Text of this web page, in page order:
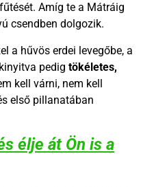
Amíg te a Mátráig
csendben dolgozik.
a hűvös erdei levegőbe, a
pedig tökéletes,
kell várni, nem kell
első pillanatában
élje át Ön is a